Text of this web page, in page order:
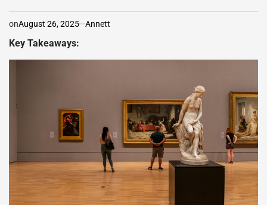
onAugust 26, 2025 Annett
Key Takeaways: